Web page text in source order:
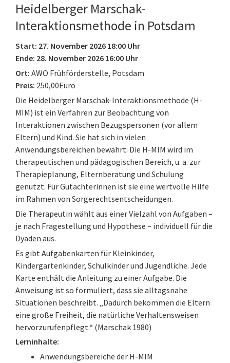
Heidelberger Marschak-
Interaktionsmethode in Potsdam
Start: 27. November 2026 18:00 Uhr
Ende: 28. November 2026 16:00 Uhr
Ort: AWO Frühförderstelle, Potsdam
Preis: 250,00Euro
Die Heidelberger Marschak-Interaktionsmethode (H-
MIM) ist ein Verfahren zur Beobachtung von
Interaktionen zwischen Bezugspersonen (vor allem
Eltern) und Kind. Sie hat sich in vielen
Anwendungsbereichen bewährt: Die H-MIM wird im
therapeutischen und pädagogischen Bereich, u. a. zur
Therapieplanung, Elternberatung und Schulung
genutzt. Für Gutachterinnen ist sie eine wertvolle Hilfe
im Rahmen von Sorgerechtsentscheidungen.
Die Therapeutin wählt aus einer Vielzahl von Aufgaben –
je nach Fragestellung und Hypothese – individuell für die
Dyaden aus.
Es gibt Aufgabenkarten für Kleinkinder,
Kindergartenkinder, Schulkinder und Jugendliche. Jede
Karte enthält die Anleitung zu einer Aufgabe. Die
Anweisung ist so formuliert, dass sie alltagsnahe
Situationen beschreibt. „Dadurch bekommen die Eltern
eine große Freiheit, die natürliche Verhaltensweisen
hervorzurufenpflegt.“ (Marschak 1980)
Lerninhalte:
Anwendungsbereiche der H-MIM